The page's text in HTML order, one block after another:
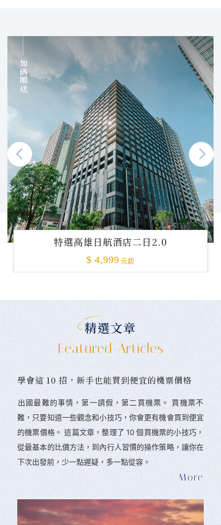
加碼贈送
特選高雄日航酒店二日2.0
$ 4,999 元起
精選文章
Featured Articles
學會這 10 招，新手也能買到便宜的機票價格
󠀠出國最難的事情，第一請假，第二買機票。 󠀠買機票不
難，只要知道一些觀念和小技巧，你會更有機會買到便宜
的機票價格。 這篇文章，整理了 10 個買機票的小技巧，
從最基本的比價方法，到內行人習慣的操作策略，讓你在
下次出發前，少一點遲疑，多一點從容。